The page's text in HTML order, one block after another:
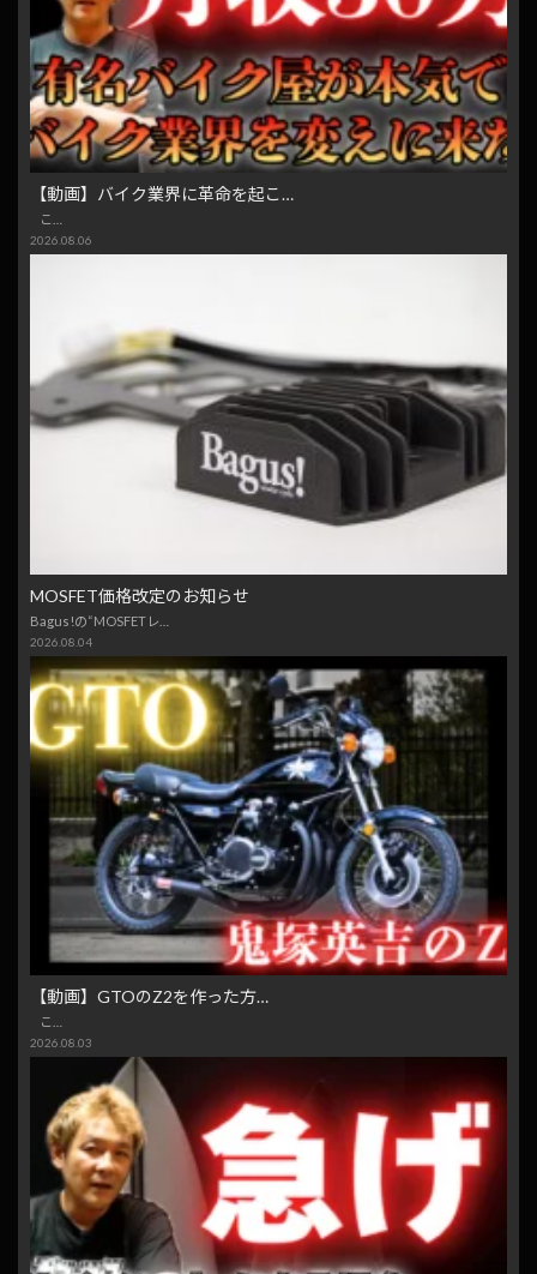
【動画】バイク業界に革命を起こ…
こ…
2026.08.06
MOSFET価格改定のお知らせ
Bagus!の“MOSFETレ…
2026.08.04
【動画】GTOのZ2を作った方…
こ…
2026.08.03